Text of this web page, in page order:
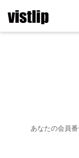
あなたの会員